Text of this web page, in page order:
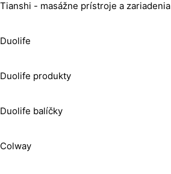
Tianshi - masážne prístroje a zariadenia
Duolife
Duolife produkty
Duolife balíčky
Colway